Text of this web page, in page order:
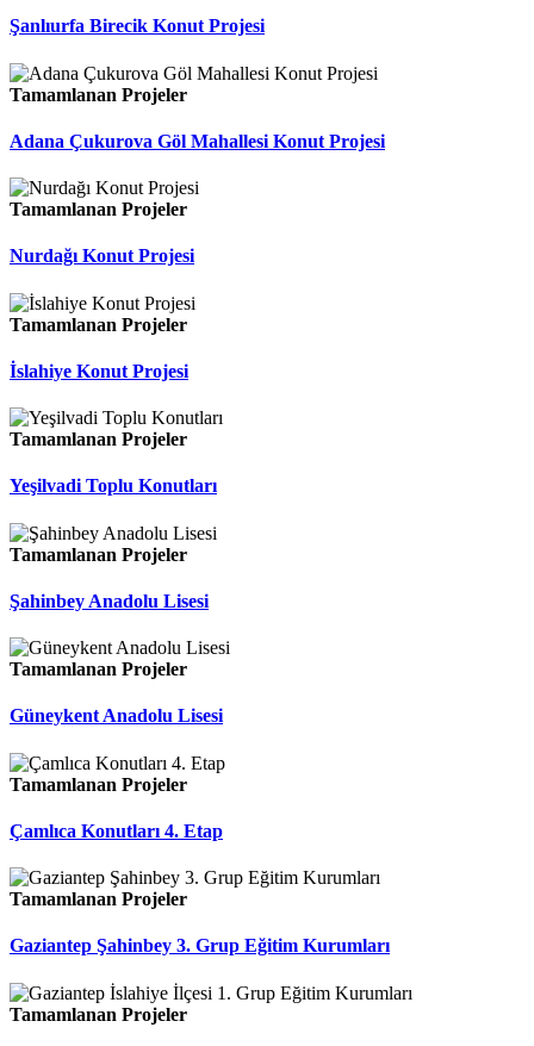
Şanlıurfa Birecik Konut Projesi
Tamamlanan Projeler
Adana Çukurova Göl Mahallesi Konut Projesi
Tamamlanan Projeler
Nurdağı Konut Projesi
Tamamlanan Projeler
İslahiye Konut Projesi
Tamamlanan Projeler
Yeşilvadi Toplu Konutları
Tamamlanan Projeler
Şahinbey Anadolu Lisesi
Tamamlanan Projeler
Güneykent Anadolu Lisesi
Tamamlanan Projeler
Çamlıca Konutları 4. Etap
Tamamlanan Projeler
Gaziantep Şahinbey 3. Grup Eğitim Kurumları
Tamamlanan Projeler